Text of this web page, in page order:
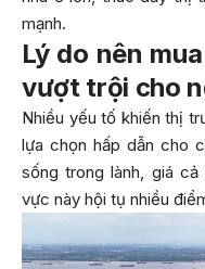
mạnh.
Lý do nên
vượt trội cho
Nhiều yếu tố khiến thị
lựa chọn hấp dẫn cho
sống trong lành, giá
vực này hội tụ nhiều